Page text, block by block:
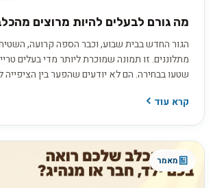
מה גורם לבעלים להיות מרוצים
הגור החדש בבית שבוע, וכבר הספה קרועה,
מתלוננים. זו תמונה שמוכרת ליותר מדי בעלים
שטעו בבחירה. הם לא יודעים שהפער בין הציפייה
הן ששביעות רצון ארוכת טווח היא תוצאה של
קרא עוד
מאמר